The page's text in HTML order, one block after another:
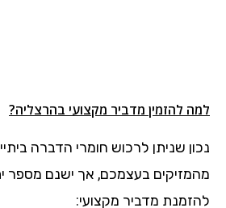
למה להזמין מדביר מקצועי בהרצליה?
נכון שניתן לרכוש חומרי הדברה
מהמזיקים בעצמכם, אך ישנם מספר
להזמנת מדביר מקצועי: